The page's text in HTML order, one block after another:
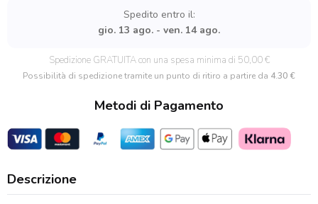
Spedito entro il:
gio. 13 ago. - ven. 14 ago.
Spedizione GRATUITA con una spesa minima di 50,00 €
Possibilità di spedizione tramite un punto di ritiro a partire da 4.30 €
Metodi di Pagamento
Descrizione